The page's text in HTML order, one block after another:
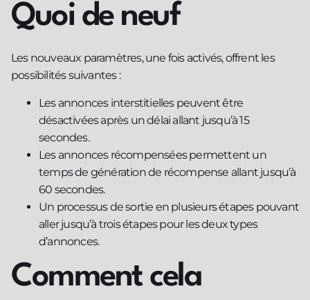
Quoi de neuf
Les nouveaux paramètres, une fois activés, offrent les
possibilités suivantes :
Les annonces interstitielles peuvent être
désactivées après un délai allant jusqu’à 15
secondes.
Les annonces récompensées permettent un
temps de génération de récompense allant jusqu’à
60 secondes.
Un processus de sortie en plusieurs étapes pouvant
aller jusqu’à trois étapes pour les deux types
d’annonces.
Comment cela